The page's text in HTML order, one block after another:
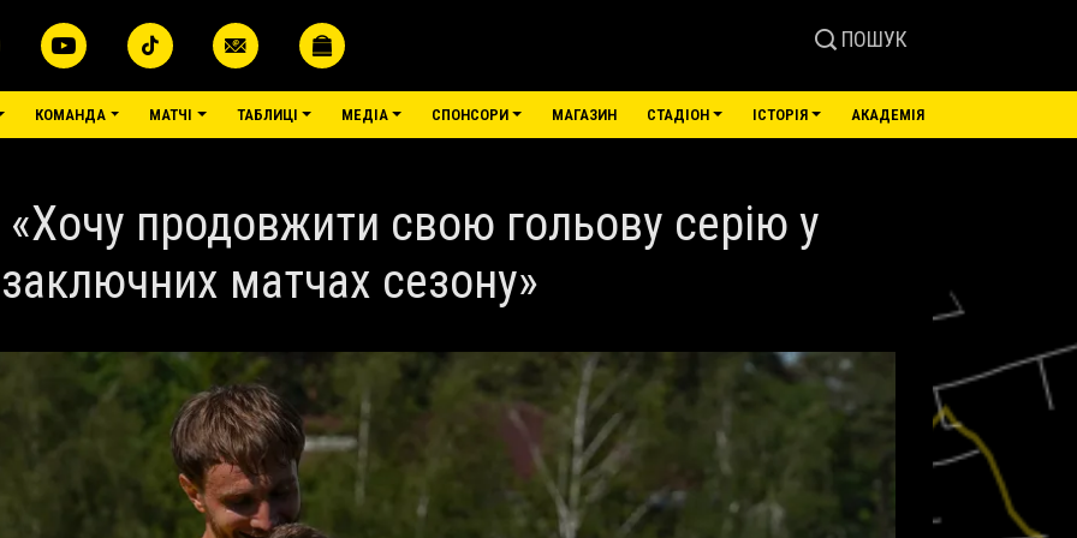
ПОШУК
КОМАНДА МАТЧІ ТАБЛИЦІ МЕДІА СПОНСОРИ МАГАЗИН СТАДІОН ІСТОРІЯ АКАДЕМІЯ
продовжити свою гольову серію у
заключних матчах сезону»